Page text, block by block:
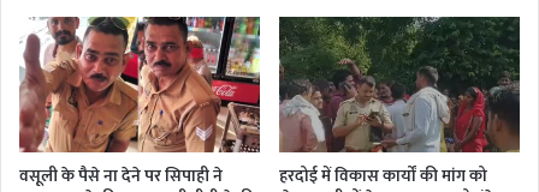
वसूली के पैसे ना देने पर सिपाही ने
हरदोई में विकास कार्यों की मांग को